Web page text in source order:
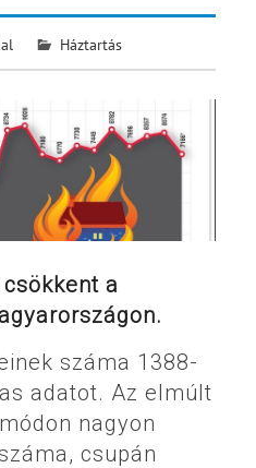
Háztartás
a
száma 1388-
adatot. Az elmúlt
nagyon
csupán